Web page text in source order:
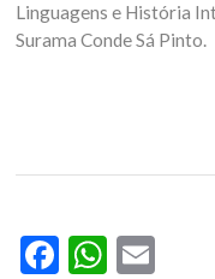
Linguagens e História
Surama Conde Sá Pinto.
Facebook